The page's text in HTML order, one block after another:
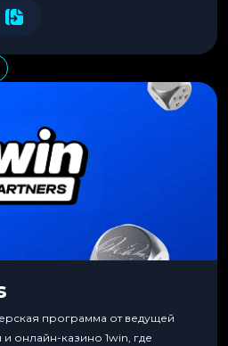
программа от ведущей
онлайн-казино 1win, где